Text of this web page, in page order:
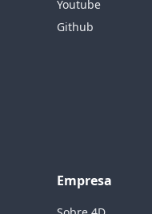
Youtube
Github
Empresa